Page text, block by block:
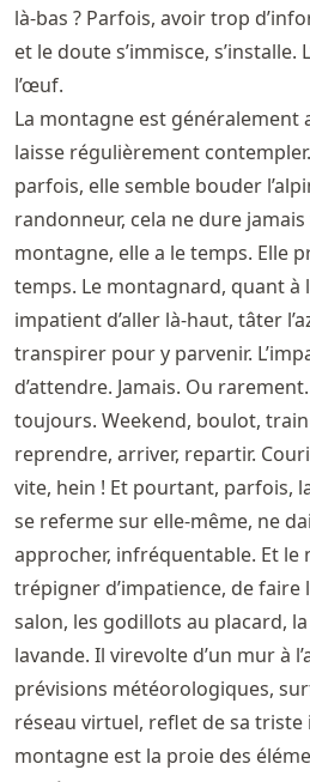
là-bas ? Parfois, avoir trop
et le doute s’immisce, s’installe.
l’œuf.
La montagne est généralement
laisse régulièrement
parfois, elle semble bouder
randonneur, cela ne dure
montagne, elle a le temps. Elle
temps. Le montagnard, quant à
impatient d’aller là-haut, tâter
transpirer pour y parvenir.
d’attendre. Jamais. Ou
toujours. Weekend, boulot,
reprendre, arriver, repartir.
vite, hein ! Et pourtant, parfois,
se referme sur elle-même, ne
approcher, infréquentable. Et le
trépigner d’impatience, de faire
salon, les godillots au placard,
lavande. Il virevolte d’un mur à
prévisions météorologiques,
réseau virtuel, reflet de sa triste
montagne est la proie des